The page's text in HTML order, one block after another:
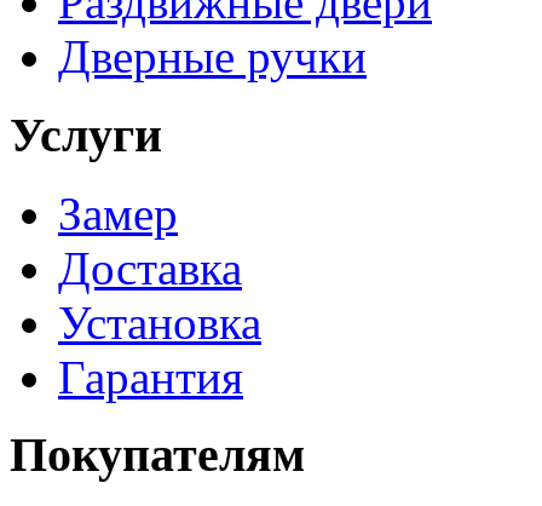
Дверные ручки
Услуги
Замер
Доставка
Установка
Гарантия
Покупателям